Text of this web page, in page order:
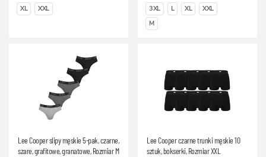
XL XXL 3XL L XL
XXL
M
Lee Cooper slipy męskie 5-pak, czarne,
szare, grafitowe, granatowe, Rozmiar M
Lee Cooper czarne trunki męskie 10
sztuk, bokserki, Rozmiar XXL